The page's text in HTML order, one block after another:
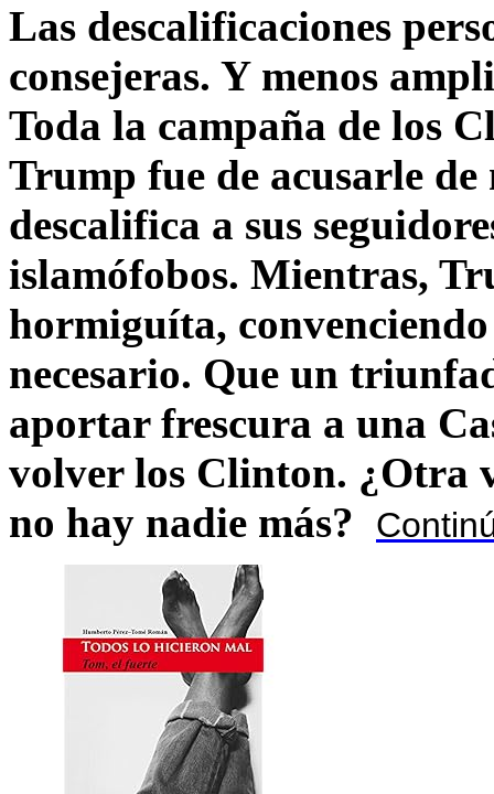
Las descalificaciones
consejeras. Y menos
Toda la campaña de los
Trump fue de acusarle
descalifica a sus
islamófobos. Mientras,
hormiguíta,
necesario. Que un
aportar frescura a una
volver los Clinton. ¿Otra
no hay nadie más?